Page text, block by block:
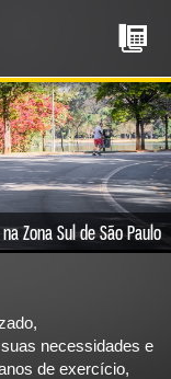
Zona Sul de São Paulo
necessidades e
de exercício,